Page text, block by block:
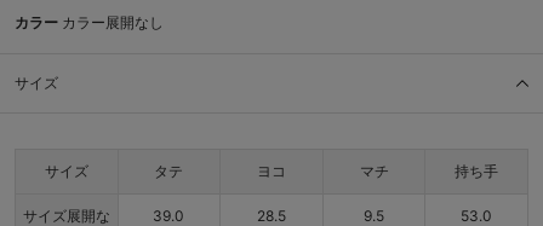
カラー カラー展開なし
サイズ
サイズ タテ ヨコ マチ 持ち手
サイズ展開な
39.0 28.5 9.5 53.0